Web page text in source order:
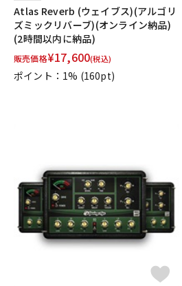
他
1st PLACE 360 Reality Audio
Atlas Reverb (ウェイブス)(アルゴリ
ズミックリバーブ)(オンライン納品)
(2時間以内に納品)
販売価格¥17,600(税込)
ポイント：1% (160pt)